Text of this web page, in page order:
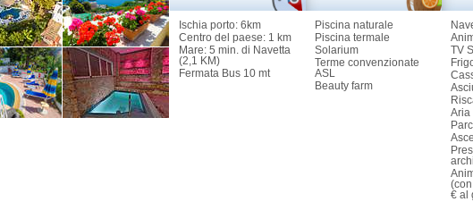
Ischia porto: 6km
Centro del paese: 1 km
Mare: 5 min. di Navetta
(2,1 KM)
Fermata Bus 10 mt
Piscina naturale
Piscina termale
Solarium
Terme convenzionate
ASL
Beauty farm
TV
Aria
€ al